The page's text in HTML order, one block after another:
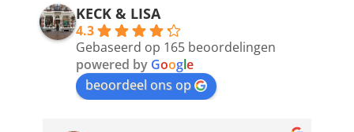
address
KECK & LISA
4.3
Gebaseerd op 165 beoordelingen
powered by Google
beoordeel ons op